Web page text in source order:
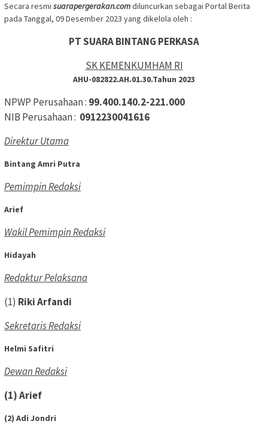
Secara resmi suarapergerakan.comdiluncurkan sebagai Portal Berita
pada Tanggal, 09 Desember 2023 yang dikelola oleh :
PT SUARA BINTANG PERKASA
SK KEMENKUMHAM RI
AHU-082822.AH.01.30.Tahun 2023
NPWP Perusahaan : 99.400.140.2-221.000
NIB Perusahaan : 0912230041616
Direktur Utama
Bintang Amri Putra
Pemimpin Redaksi
Arief
Wakil Pemimpin Redaksi
Hidayah
Redaktur Pelaksana
(1) Riki Arfandi
Sekretaris Redaksi
Helmi Safitri
Dewan Redaksi
(1) Arief
(2) Adi Jondri